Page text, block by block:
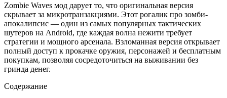
Zombie Waves мод дарует то, что оригинальная версия
скрывает за микротранзакциями. Этот рогалик про зомби-
апокалипсис — один из самых популярных тактических
шутеров на Android, где каждая волна нежити требует
стратегии и мощного арсенала. Взломанная версия открывает
полный доступ к прокачке оружия, персонажей и бесплатным
покупкам, позволяя сосредоточиться на выживании без
гринда денег.
Содержание